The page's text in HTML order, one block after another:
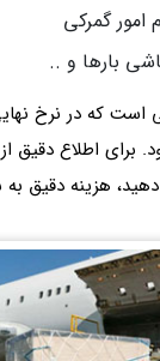
امور گمرکی
بارها و ..
است که در نرخ
برای اطلاع دقیق
هزینه دقیق